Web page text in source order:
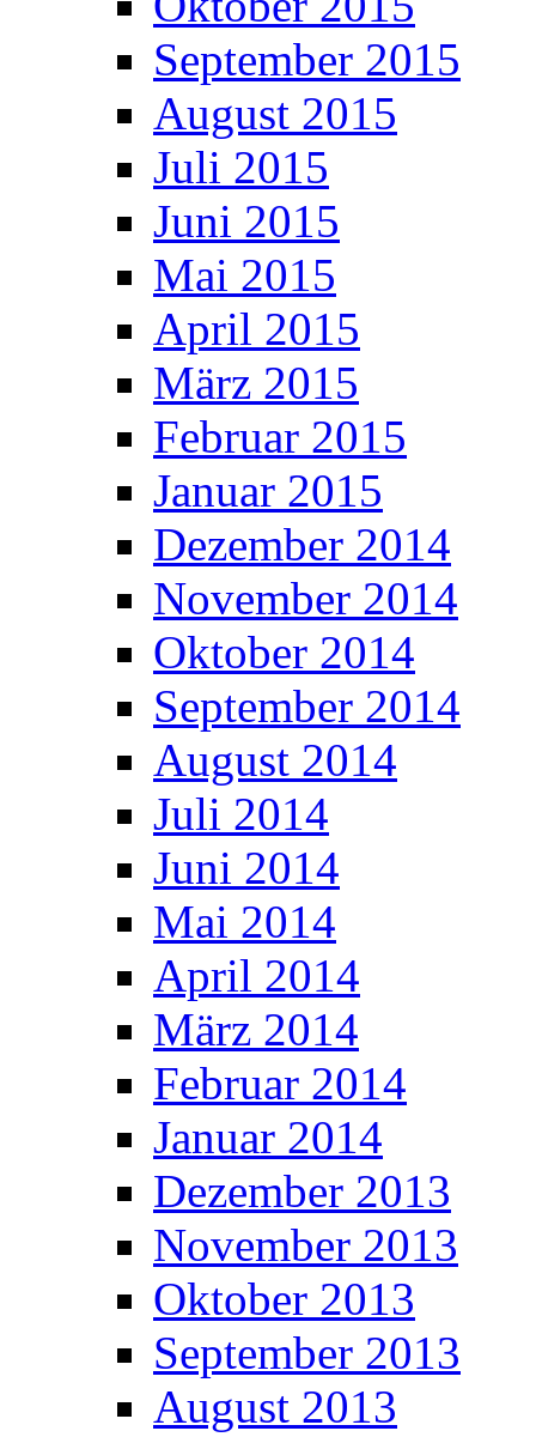
September 2015
August 2015
Juli 2015
Juni 2015
Mai 2015
April 2015
März 2015
Februar 2015
Januar 2015
Dezember 2014
November 2014
Oktober 2014
September 2014
August 2014
Juli 2014
Juni 2014
Mai 2014
April 2014
März 2014
Februar 2014
Januar 2014
Dezember 2013
November 2013
Oktober 2013
September 2013
August 2013